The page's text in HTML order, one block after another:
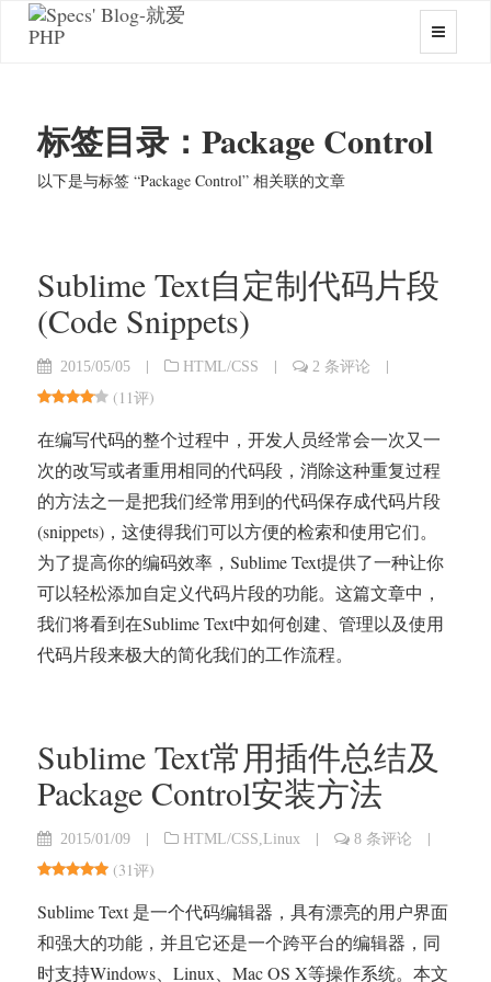
标签目录：Package Control
以下是与标签 “Package Control” 相关联的文章
Sublime Text自定制代码片段
(Code Snippets)
2015/05/05 | HTML/CSS | 2 条评论
|
(11评)
在编写代码的整个过程中，开发人员经常会一次又一
次的改写或者重用相同的代码段，消除这种重复过程
的方法之一是把我们经常用到的代码保存成代码片段
(snippets)，这使得我们可以方便的检索和使用它们。
为了提高你的编码效率，Sublime Text提供了一种让你
可以轻松添加自定义代码片段的功能。这篇文章中，
我们将看到在Sublime Text中如何创建、管理以及使用
代码片段来极大的简化我们的工作流程。
Sublime Text常用插件总结及
Package Control安装方法
2015/01/09 | HTML/CSS Linux | 8 条评论
|
(31评)
Sublime Text 是一个代码编辑器，具有漂亮的用户界面
和强大的功能，并且它还是一个跨平台的编辑器，同
时支持Windows、Linux、Mac OS X等操作系统。本文